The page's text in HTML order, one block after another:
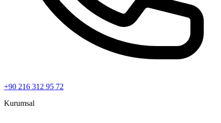
+90 216 312 95 72
Kurumsal